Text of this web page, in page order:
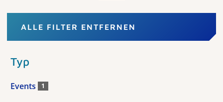
ALLE FILTER ENTFERNEN
Typ
Events 1